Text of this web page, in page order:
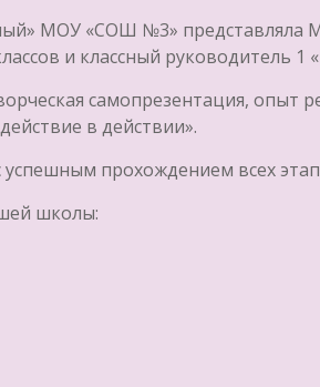
МОУ «СОШ №3» представляла
и классный руководитель 1
самопрезентация, опыт
в действии».
прохождением всех
школы: